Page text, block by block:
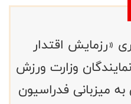
«رزمایش اقتدار
وزارت ورزش
میزبانی فدراسیون